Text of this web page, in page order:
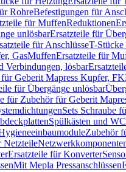
RohreBefestigungen für
für MuffenReduktionen
unlösbarErsatzteile für
für AnschlüsseT-
GasMuffenErsatzteile für
Verbindungen, lösbar
für Geberit Mapress Kupfer,
für Übergänge unlösbar
für Zubehör für Geberit
Sets Schraube
Spülkästen und
Zubehör
Netzteile
Ersatzteile für Konverter
Mit Mepla Pressanschlüssen